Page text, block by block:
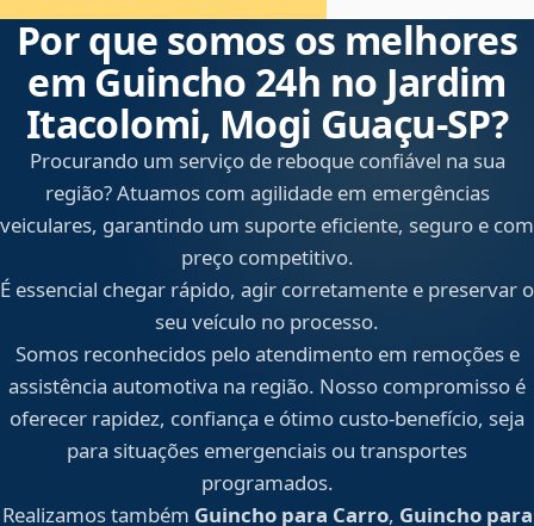
Por que somos os melhores
em Guincho 24h no Jardim
Itacolomi, Mogi Guaçu‑SP?
Procurando um serviço de reboque confiável na sua
região? Atuamos com agilidade em emergências
veiculares, garantindo um suporte eficiente, seguro e com
preço competitivo.
É essencial chegar rápido, agir corretamente e preservar o
seu veículo no processo.
Somos reconhecidos pelo atendimento em remoções e
assistência automotiva na região. Nosso compromisso é
oferecer rapidez, confiança e ótimo custo-benefício, seja
para situações emergenciais ou transportes
programados.
Realizamos também Guincho para Carro, Guincho para